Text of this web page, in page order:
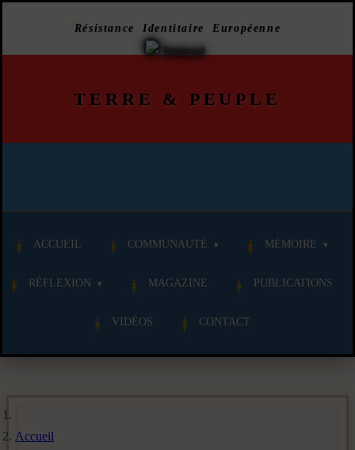
Résistance Identitaire Européenne
TERRE & PEUPLE
ACCUEIL COMMUNAUTÉ MÉMOIRE
RÉFLEXION MAGAZINE PUBLICATIONS
VIDÉOS CONTACT
Accueil